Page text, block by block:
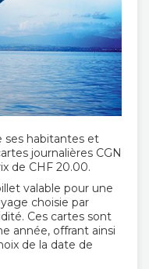
ses habitantes et
journalières CGN
de CHF 20.00.
valable pour une
choisie par
Ces cartes sont
année, offrant ainsi
de la date de